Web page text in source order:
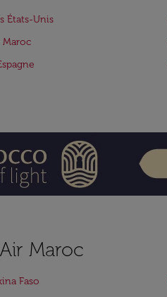
États-Unis
Maroc
Maroc
Faso